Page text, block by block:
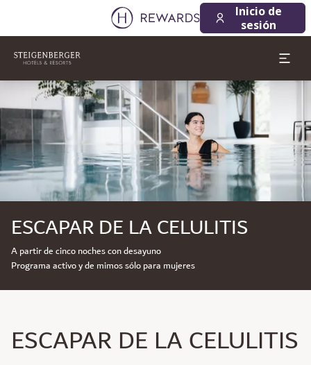
Inicio de
sesión
Diapositiva 1 de 1
ESCAPAR DE LA CELULITIS
A partir de cinco noches con desayuno
Programa activo y de mimos sólo para mujeres
ESCAPAR DE LA CELULITIS